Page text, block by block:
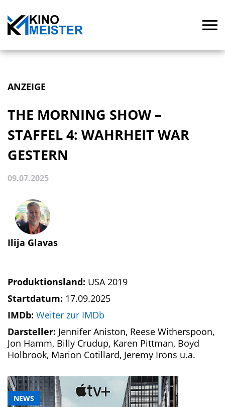
ANZEIGE
NEWS
THE MORNING SHOW –
STAFFEL 4: WAHRHEIT WAR
GESTERN
09.07.2025
Ilija Glavas
Produktionsland: USA 2019
Startdatum: 17.09.2025
IMDb: Weiter zur IMDb
Darsteller: Jennifer Aniston, Reese Witherspoon,
Jon Hamm, Billy Crudup, Karen Pittman, Boyd
Holbrook, Marion Cotillard, Jeremy Irons u.a.